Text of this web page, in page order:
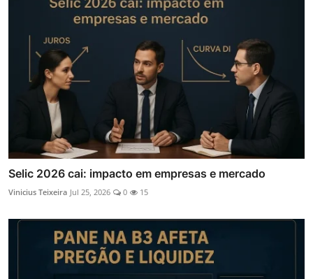
Selic 2026 cai: impacto em empresas e mercado
Vinicius Teixeira Jul 25, 2026 0 15